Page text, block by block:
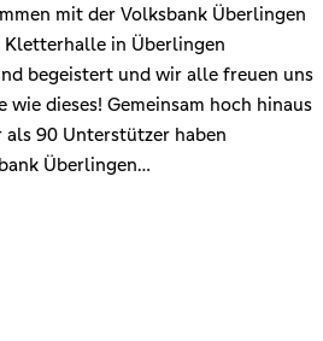
mit der Volksbank Überlingen
in Überlingen
begeistert und wir alle freuen uns
dieses! Gemeinsam hoch hinaus
90 Unterstützer haben
Überlingen…